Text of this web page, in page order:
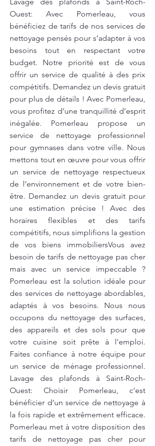
Ouest: Avec Pomerleau, vous
bénéficiez de tarifs de nos services de
nettoyage pensés pour s’adapter à vos
besoins tout en respectant votre
budget. Notre priorité est de vous
offrir un service de qualité à des prix
compétitifs. Demandez un devis gratuit
pour plus de détails ! Avec Pomerleau,
vous profitez d’une tranquillité d’esprit
inégalée. Pomerleau propose un
service de nettoyage professionnel
pour gymnases dans votre ville. Nous
mettons tout en œuvre pour vous offrir
un service de nettoyage respectueux
de l’environnement et de votre bien-
être. Demandez un devis gratuit pour
une estimation précise ! Avec des
horaires flexibles et des tarifs
compétitifs, nous simplifions la gestion
de vos biens immobiliersVous avez
besoin de tarifs de nettoyage pas cher
mais avec un service impeccable ?
Pomerleau est la solution idéale pour
des services de nettoyage abordables,
adaptés à vos besoins. Nous nous
occupons du nettoyage des surfaces,
des appareils et des sols pour que
votre cuisine soit prête à l'emploi.
Faites confiance à notre équipe pour
un service de ménage professionnel.
Lavage des plafonds à Saint-Roch-
Ouest: Choisir Pomerleau, c’est
bénéficier d’un service de nettoyage à
la fois rapide et extrêmement efficace.
Pomerleau met à votre disposition des
tarifs de nettoyage pas cher pour